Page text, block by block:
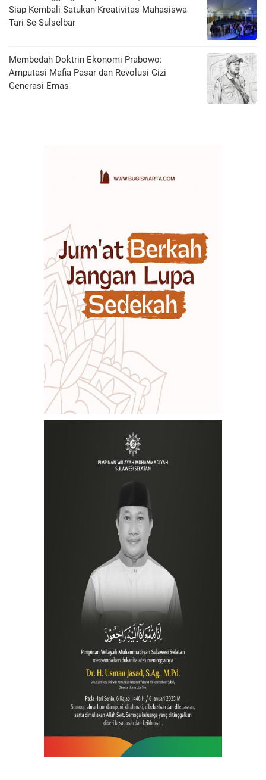
Siap Kembali Satukan Kreativitas Mahasiswa
Tari Se-Sulselbar
Membedah Doktrin Ekonomi Prabowo:
Amputasi Mafia Pasar dan Revolusi Gizi
Generasi Emas